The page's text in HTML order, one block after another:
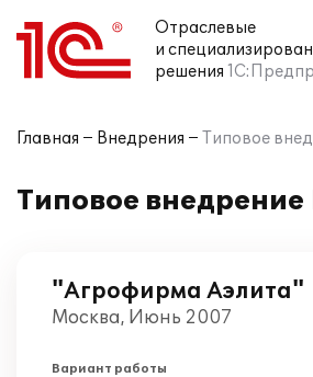
Отраслевые
и
решения
Главная Внедрения Типовое
Типовое
"Агрофирма Аэлита"
Москва, Июнь 2007
Вариант работы